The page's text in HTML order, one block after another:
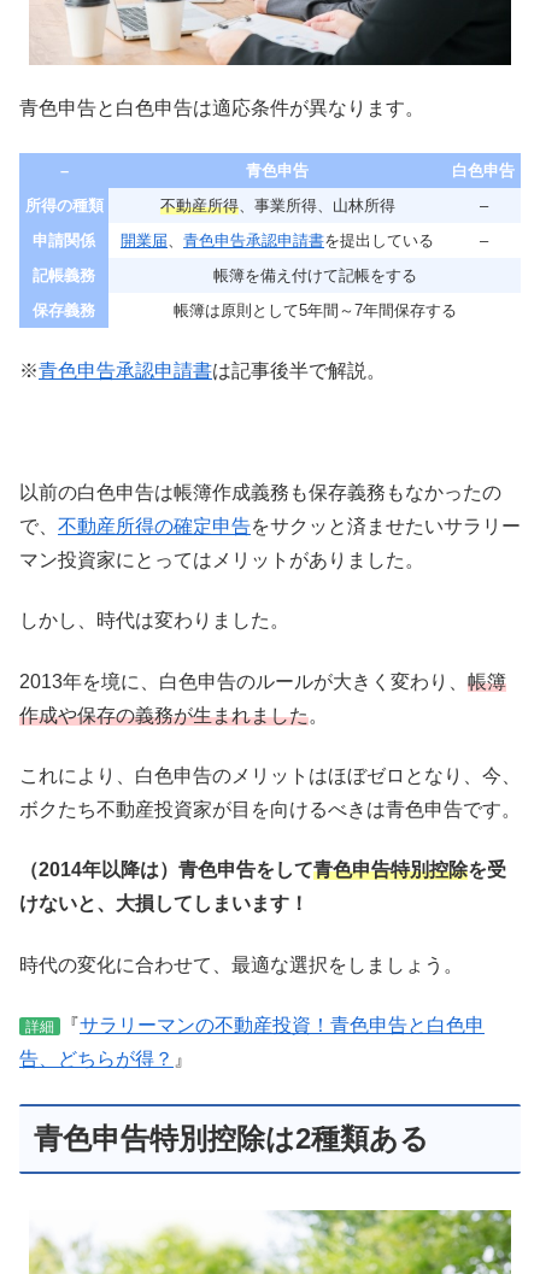
青色申告と白色申告は適応条件が異なります。
– 青色申告
白色申告
所得の種類
不動産所得、事業所得、山林所得
–
申請関係
開業届 青色申告承認申請書を提出している
–
記帳義務
帳簿を備え付けて記帳をする
保存義務
帳簿は原則として5年間～7年間保存する
※青色申告承認申請書は記事後半で解説。
以前の白色申告は帳簿作成義務も保存義務もなかったの
で、 不動産所得の確定申告をサクッと済ませたいサラリー
マン投資家にとってはメリットがありました。
しかし、時代は変わりました。
2013年を境に、白色申告のルールが大きく変わり、 帳簿
作成や保存の義務が生まれました。
これにより、白色申告のメリットはほぼゼロとなり、今、
ボクたち不動産投資家が目を向けるべきは青色申告です。
（2014年以降は）青色申告をして青色申告特別控除を受
けないと、大損してしまいます！
時代の変化に合わせて、最適な選択をしましょう。
詳細 『サラリーマンの不動産投資！青色申告と白色申
告、どちらが得？ 』
青色申告特別控除は2種類ある